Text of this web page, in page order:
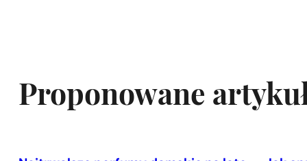
Proponowane